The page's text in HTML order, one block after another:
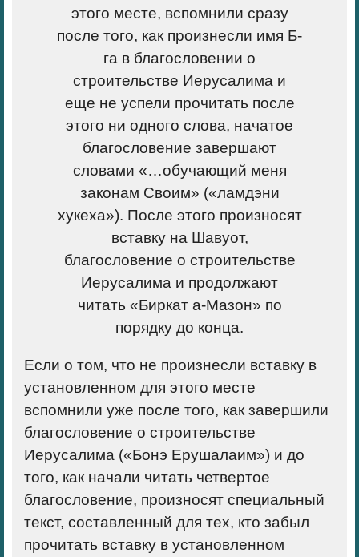
этого месте, вспомнили сразу
после того, как произнесли имя Б-
га в благословении о
строительстве Иерусалима и
еще не успели прочитать после
этого ни одного слова, начатое
благословение завершают
словами «…обучающий меня
законам Своим» («ламдэни
хукеха»). После этого произносят
вставку на Шавуот,
благословение о строительстве
Иерусалима и продолжают
читать «Биркат а-Мазон» по
порядку до конца.
Если о том, что не произнесли вставку в
установленном для этого месте
вспомнили уже после того, как завершили
благословение о строительстве
Иерусалима («Бонэ Ерушалаим») и до
того, как начали читать четвертое
благословение, произносят специальный
текст, составленный для тех, кто забыл
прочитать вставку в установленном